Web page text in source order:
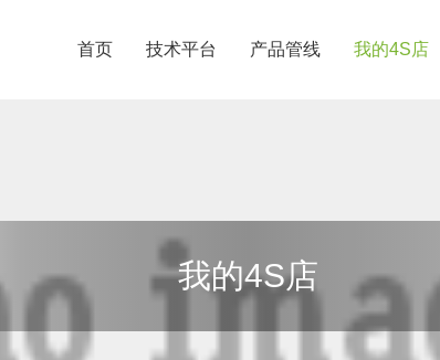
首页 技术平台 产品管线 我的4S店
我的4S店